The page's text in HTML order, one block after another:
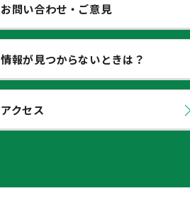
お問い合わせ・ご意見
情報が見つからないときは？
アクセス